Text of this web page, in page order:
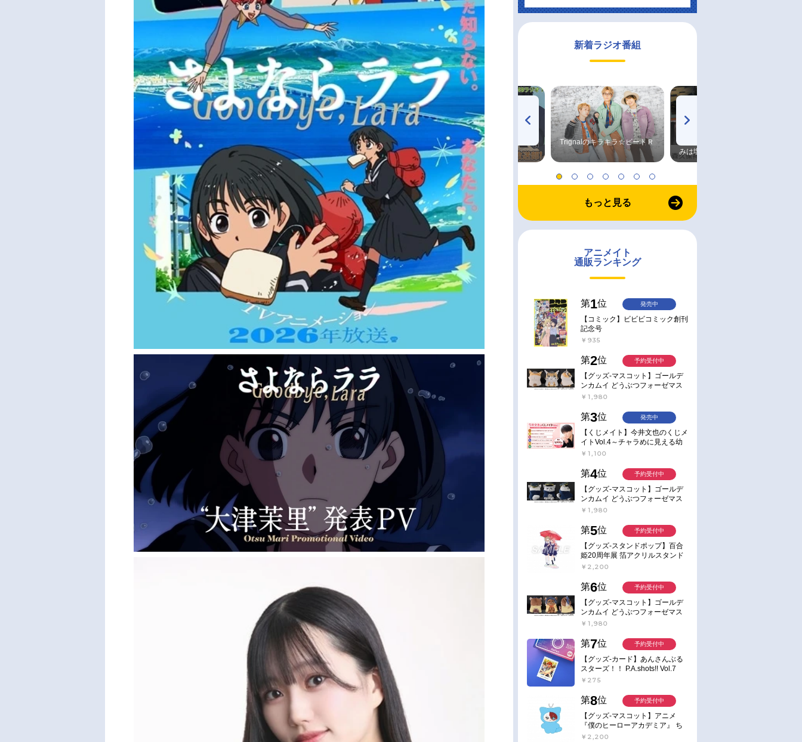
新着ラジオ番組
TVアニメ『戦隊大失格』
radio 大直会 2nd season
ハイキュー!! 烏野高校放送部! Trignalのキラキラ☆ビートＲ
みは塩だけ
もっと見る
アニメイト
通販ランキング
第1位
【コミック】ビビビコミック創刊
記念号
￥935
発売中
第2位
【グッズ-マスコット】ゴールデ
ンカムイ どうぶつフォーゼマス
コット 4.尾形百之助【再販】
￥1,980
予約受付中
第3位
【くじメイト】今井文也のくじメ
イトVol.4～チャラめに見える幼
馴染、実は一途で独占欲が強いん
￥1,100
発売中
第4位
【グッズ-マスコット】ゴールデ
ンカムイ どうぶつフォーゼマス
コット 5.月島軍曹【再販】
￥1,980
予約受付中
第5位
【グッズ-スタンドポップ】百合
姫20周年展 箔アクリルスタンド
E：あおのなち
￥2,200
予約受付中
第6位
【グッズ-マスコット】ゴールデ
ンカムイ どうぶつフォーゼマス
コット 6.鯉登少尉【再販】
￥1,980
予約受付中
第7位
【グッズ-カード】あんさんぶる
スターズ！！ P.A.shots!! Vol.7
Action
￥275
予約受付中
第8位
【グッズ-マスコット】アニメ
『僕のヒーローアカデミア』 ち
みけもますこっと 7.轟凍焦
￥2,200
予約受付中